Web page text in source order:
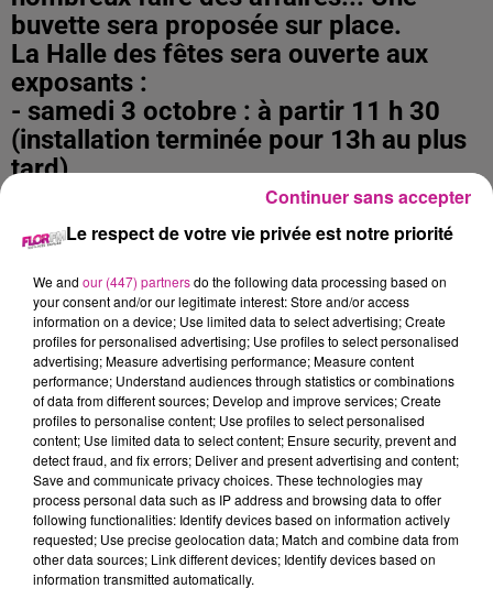
buvette sera proposée sur place.
La Halle des fêtes sera ouverte aux
exposants :
- samedi 3 octobre : à partir 11 h 30
(installation terminée pour 13h au plus
tard)
- dimanche 4 octobre : à partir de 6 h
30 (installation terminée pour 8h au
plus tard)
Les inscriptions sont ouvertes à partir :
du 15 Août 2026 et seront closes le 27
Septembre 2026 ; celles-ci, ne se
feront que par mail.
Le montant de l'inscription est de :
- 13 € / table de 2 mètres + 1 banc, 1
seul portant autorisé pour 1 jour
- 25 € / table de 2 mètres + 1 banc, 1
seul portant autorisé pour 2 jours
Un chèque de caution de 10 € (non
Le respect de votre vie privée est notre priorité
We and our (447) partnersdo the following data processing based on
your consent and/or our legitimate interest: Store and/or access
information on a device; Use limited data to select advertising; Create
profiles for personalised advertising; Use profiles to select personalised
advertising; Measure advertising performance; Measure content
performance; Understand audiences through statistics or combinations
of data from different sources; Develop and improve services; Create
profiles to personalise content; Use profiles to select personalised
content; Use limited data to select content; Ensure security, prevent and
detect fraud, and fix errors; Deliver and present advertising and content;
Save and communicate privacy choices. These technologies may
process personal data such as IP address and browsing data to offer
following functionalities: Identify devices based on information actively
requested; Use precise geolocation data; Match and combine data from
other data sources; Link different devices; Identify devices based on
information transmitted automatically.
Continuer sans accepter